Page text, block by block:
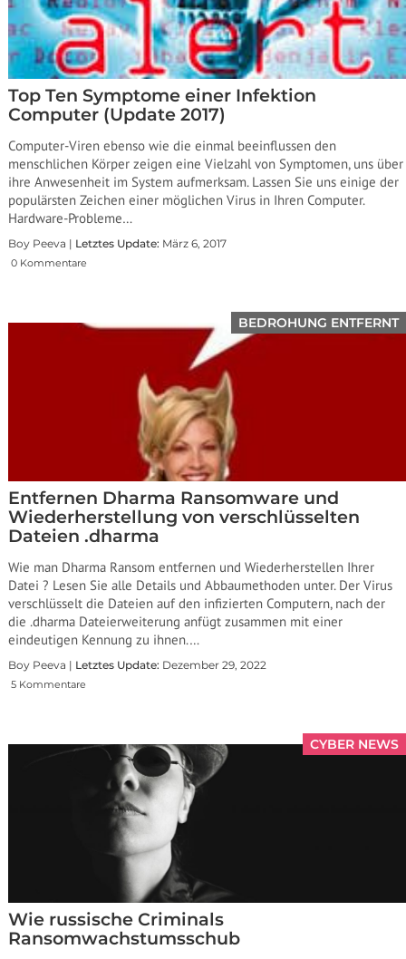
Top Ten Symptome einer Infektion
Computer (Update 2017)
Computer-Viren ebenso wie die einmal beeinflussen den
menschlichen Körper zeigen eine Vielzahl von Symptomen, uns über
ihre Anwesenheit im System aufmerksam. Lassen Sie uns einige der
populärsten Zeichen einer möglichen Virus in Ihren Computer.
Hardware-Probleme…
Boy Peeva | Letztes Update: März 6, 2017
0 Kommentare
BEDROHUNG ENTFERNT
Entfernen Dharma Ransomware und
Wiederherstellung von verschlüsselten
Dateien .dharma
Wie man Dharma Ransom entfernen und Wiederherstellen Ihrer
Datei ? Lesen Sie alle Details und Abbaumethoden unter. Der Virus
verschlüsselt die Dateien auf den infizierten Computern, nach der
die .dharma Dateierweiterung anfügt zusammen mit einer
eindeutigen Kennung zu ihnen.…
Boy Peeva | Letztes Update: Dezember 29, 2022
5 Kommentare
CYBER NEWS
Wie russische Criminals
Ransomwachstumsschub